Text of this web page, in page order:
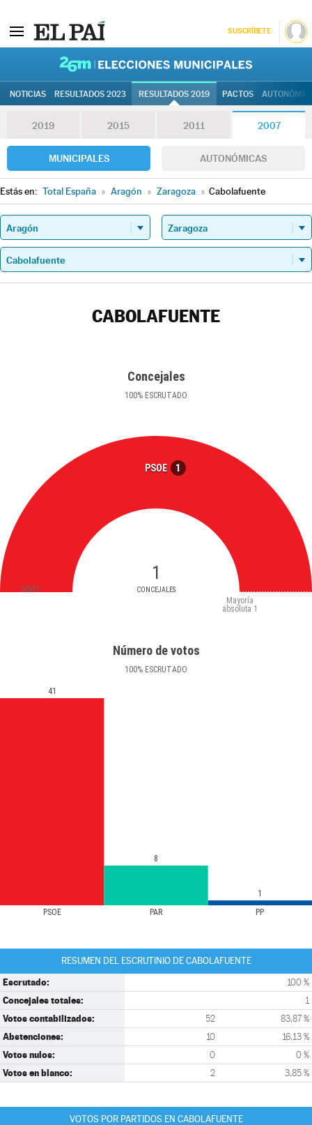
SUSCRÍBETE
NOTICIAS RESULTADOS 2023 RESULTADOS 2019 PACTOS
2019 2015 2011 2007
MUNICIPALES AUTONÓMICAS
Estás en: Total España » Aragón » Zaragoza » Cabolafuente
CABOLAFUENTE
Concejales
100% ESCRUTADO
PSOE 1
1
CONCEJALES
Mayoría
absoluta 1
2007
Número de votos
100% ESCRUTADO
PSOE PAR PP
41
8
1
RESUMEN DEL ESCRUTINIO DE CABOLAFUENTE
Escrutado: 100 %
Concejales totales: 1
Votos contabilizados: 52 83,87 %
Abstenciones: 10 16,13 %
Votos nulos: 0 0 %
Votos en blanco: 2 3,85 %
VOTOS POR PARTIDOS EN CABOLAFUENTE